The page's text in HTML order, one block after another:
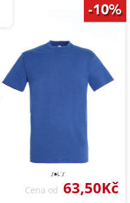
Cena od 63,50Kč